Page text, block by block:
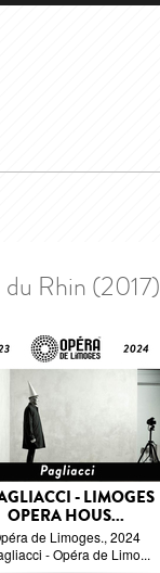
Rhin (2017)
- LIMOGES
OPERA HOUS...
de Limoges., 2024
- Opéra de Limo...